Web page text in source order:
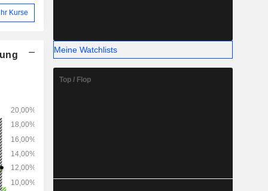
Kurse
Meine Watchlists
Top / Flop